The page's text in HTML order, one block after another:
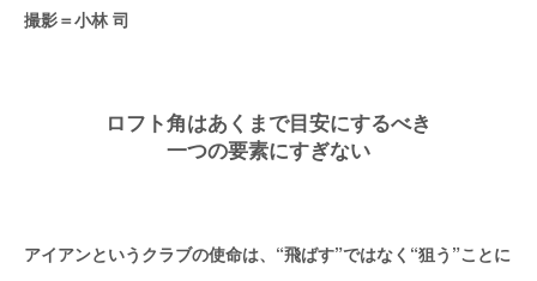
撮影＝小林 司
ロフト角はあくまで目安にするべき
一つの要素にすぎない
アイアンというクラブの使命は、“飛ばす”ではなく“狙う”ことに